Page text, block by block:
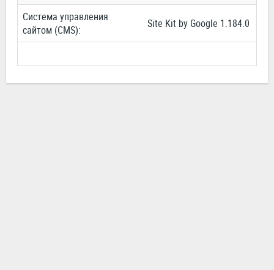
Система управления
сайтом (CMS):
Site Kit by Google 1.184.0